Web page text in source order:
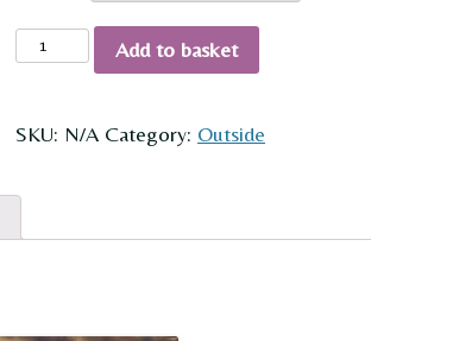
Flaming
Add to basket
SKU: N/A Category: Outside